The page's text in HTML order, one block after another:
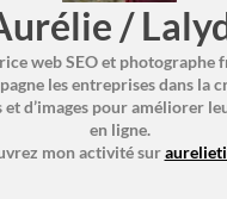
/
web SEO et photographe
les entreprises dans la
et d’images pour améliorer
en ligne.
mon activité sur